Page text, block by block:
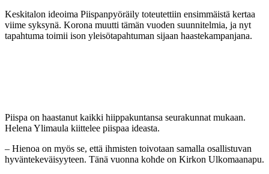
Keskitalon ideoima Piispanpyöräily toteutettiin ensimmäistä kertaa
viime syksynä. Korona muutti tämän vuoden suunnitelmia, ja nyt
tapahtuma toimii ison yleisötapahtuman sijaan haastekampanjana.
Piispa on haastanut kaikki hiippakuntansa seurakunnat mukaan.
Helena Ylimaula kiittelee piispaa ideasta.
– Hienoa on myös se, että ihmisten toivotaan samalla osallistuvan
hyväntekeväisyyteen. Tänä vuonna kohde on Kirkon Ulkomaanapu.